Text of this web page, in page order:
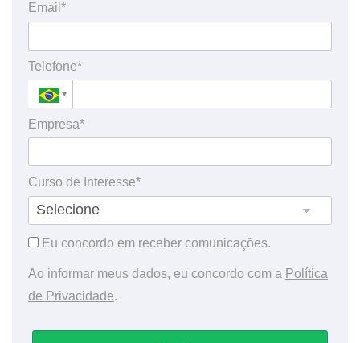
Email*
Telefone*
Empresa*
Curso de Interesse*
Eu concordo em receber comunicações.
Ao informar meus dados, eu concordo com a Política
de Privacidade.